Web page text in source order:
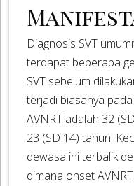
Diagnosis SVT
terdapat beberapa
SVT sebelum
terjadi biasanya
AVNRT adalah 32
23 (SD 14) tahun.
dewasa ini terbalik
dimana onset